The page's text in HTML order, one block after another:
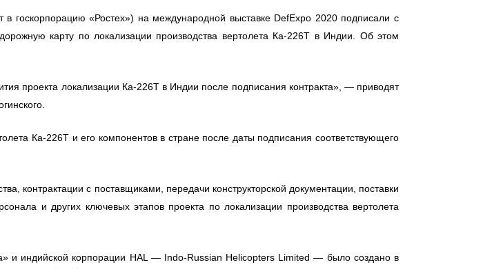
в госкорпорацию «Ростех») на международной выставке DefЕxpo 2020 подписали с
карту по локализации производства вертолета Ка-226Т в Индии. Об этом
проекта локализации Ка-226Т в Индии после подписания контракта», — приводят
Ка-226Т и его компонентов в стране после даты подписания соответствующего
контрактации с поставщиками, передачи конструкторской документации, поставки
и других ключевых этапов проекта по локализации производства вертолета
и индийской корпорации HAL — Indo-Russian Helicopters Limited — было создано в